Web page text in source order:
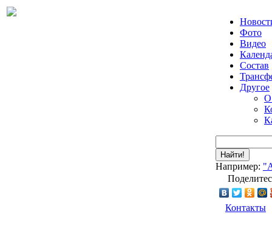
Фото
Видео
Состав
Другое
О
Найти!
Например:
Контакты